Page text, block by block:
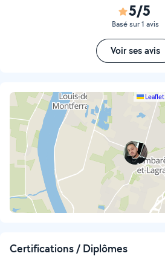
5/5
Basé sur 1 avis
Voir ses avis
Leaflet
Certifications / Diplômes